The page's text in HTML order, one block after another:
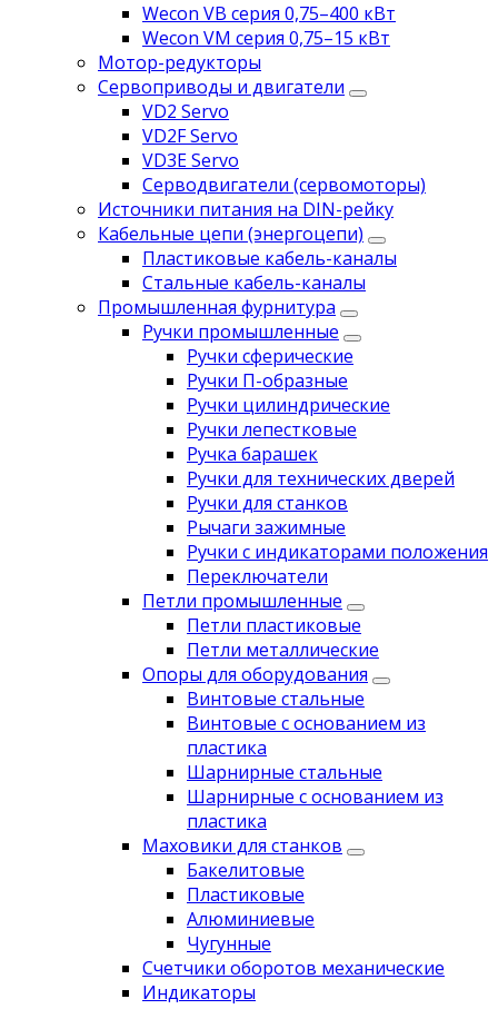
Wecon VB серия 0,75–400 кВт
Wecon VM серия 0,75–15 кВт
Мотор-редукторы
Сервоприводы и двигатели
VD2 Servo
VD2F Servo
VD3E Servo
Серводвигатели (сервомоторы)
Источники питания на DIN-рейку
Кабельные цепи (энергоцепи)
Пластиковые кабель-каналы
Стальные кабель-каналы
Промышленная фурнитура
Ручки промышленные
Ручки сферические
Ручки П-образные
Ручки цилиндрические
Ручки лепестковые
Ручка барашек
Ручки для технических дверей
Ручки для станков
Рычаги зажимные
Ручки с индикаторами положения
Переключатели
Петли промышленные
Петли пластиковые
Петли металлические
Опоры для оборудования
Винтовые стальные
Винтовые с основанием из
пластика
Шарнирные стальные
Шарнирные с основанием из
пластика
Маховики для станков
Бакелитовые
Пластиковые
Алюминиевые
Чугунные
Счетчики оборотов механические
Индикаторы